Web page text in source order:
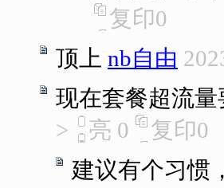
复印0
顶上 nb自由
现在套餐超流
>
亮 0 复印0
建议有个习惯